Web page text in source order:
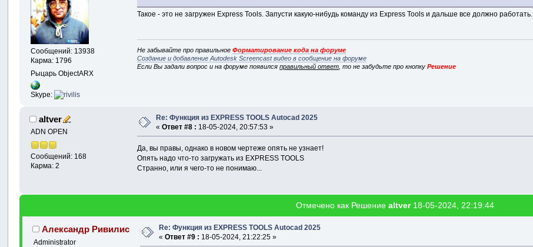
Сообщений: 13938
Карма: 1796
Рыцарь ObjectARX
Skype:
Такое - это не загружен Express Tools. Запусти какую-нибудь команду из Express Tools и дальше все должно работать.
Не забывайте про правильноеФорматирование кода на форуме
Создание и добавление Autodesk Screencast видео в сообщение на форуме
Если Вы задали вопрос и на форуме появилсяправильный ответ, то не забудьте про кнопкуРешение
altver
ADN OPEN
Сообщений: 168
Карма: 2
Re: Функция из EXPRESS TOOLS Autocad 2025
«Ответ #8 : 18-05-2024, 20:57:53 »
Да, вы правы, однако в новом чертеже опять не узнает!
Опять надо что-то загружать из EXPRESS TOOLS
Странно, или я чего-то не понимаю...
Отмечено как Решениеaltver18-05-2024, 22:19:44
Александр Ривилис
Administrator
Re: Функция из EXPRESS TOOLS Autocad 2025
«Ответ #9 : 18-05-2024, 21:22:25 »